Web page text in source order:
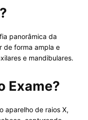
panorâmica da
de forma ampla e
e mandibulares.
Exame?
aparelho de raios X,